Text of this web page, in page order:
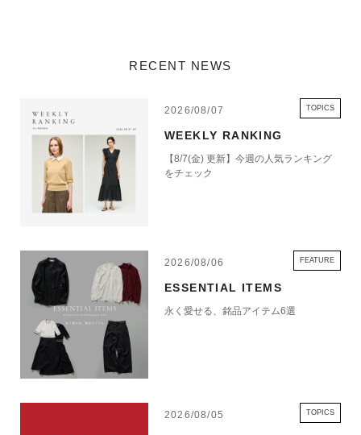
RECENT NEWS
2026/08/07 TOPICS
WEEKLY RANKING
【8/7(金) 更新】今週の人気ランキング
をチェック
2026/08/06 FEATURE
ESSENTIAL ITEMS
永く愛せる、銘品アイテム6選
2026/08/05 TOPICS